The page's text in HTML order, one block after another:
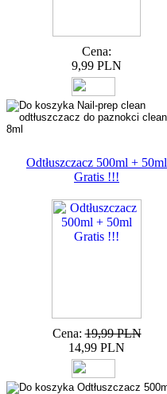
Cena:
9,99 PLN
Odtłuszczacz 500ml + 50ml
Gratis !!!
Cena: 19,99 PLN
14,99 PLN